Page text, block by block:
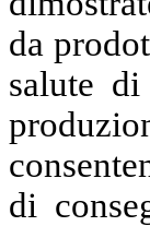
da
salute
di